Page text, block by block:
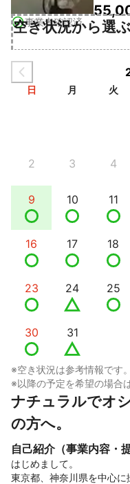
事業者確認済
空き状況から選ぶ
日 月 火
2 3 4
9 10 11
16 17 18
23 24 25
30 31
※空き状況は参考情報です
※以降の予定を希望の場合
ナチュラルでオ
の方へ。
自己紹介（事業内容・
はじめまして。
東京都、神奈川県を中心